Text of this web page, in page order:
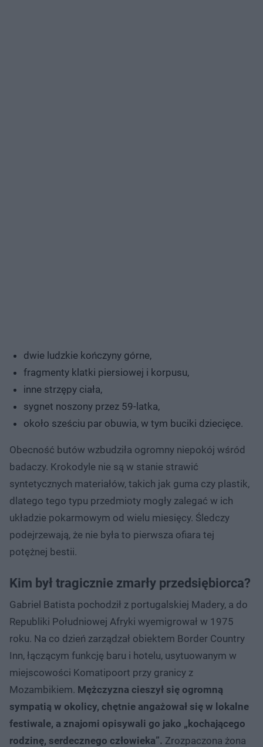
dwie ludzkie kończyny górne,
fragmenty klatki piersiowej i korpusu,
inne strzępy ciała,
sygnet noszony przez 59-latka,
około sześciu par obuwia, w tym buciki dziecięce.
Obecność butów wzbudziła ogromny niepokój wśród
badaczy. Krokodyle nie są w stanie strawić
syntetycznych materiałów, takich jak guma czy plastik,
dlatego tego typu przedmioty mogły zalegać w ich
układzie pokarmowym od wielu miesięcy. Śledczy
podejrzewają, że nie była to pierwsza ofiara tej
potężnej bestii.
Kim był tragicznie zmarły przedsiębiorca?
Gabriel Batista pochodził z portugalskiej Madery, a do
Republiki Południowej Afryki wyemigrował w 1975
roku. Na co dzień zarządzał obiektem Border Country
Inn, łączącym funkcję baru i hotelu, usytuowanym w
miejscowości Komatipoort przy granicy z
Mozambikiem. Mężczyzna cieszył się ogromną
sympatią w okolicy, chętnie angażował się w lokalne
festiwale, a znajomi opisywali go jako „kochającego
rodzinę, serdecznego człowieka”. Zrozpaczona żona